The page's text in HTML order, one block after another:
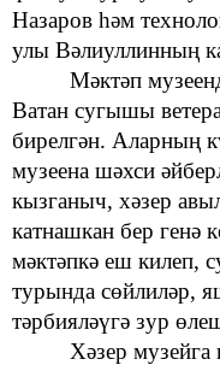
Назаров һәм
улы Вәлиуллинның
Мәктәп
Ватан сугышы
бирелгән. Аларның
музеена шәхси
кызганыч, хәзер
катнашкан бер генә
мәктәпкә еш килеп,
турында сөйлиләр,
тәрбияләүгә зур
Хәзер музейга